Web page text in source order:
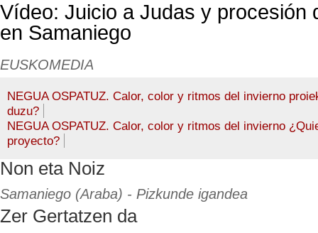
Vídeo: Juicio a Judas y procesión
en Samaniego
EUSKOMEDIA
NEGUA OSPATUZ. Calor, color y ritmos del invierno
duzu?
NEGUA OSPATUZ. Calor, color y ritmos del invierno
proyecto?
Non eta Noiz
Samaniego (Araba) - Pizkunde igandea
Zer Gertatzen da